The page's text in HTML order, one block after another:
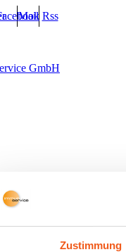
Zustimmung
Mail Rss